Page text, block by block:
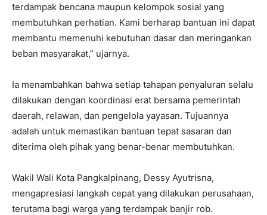
terdampak bencana maupun kelompok sosial yang
membutuhkan perhatian. Kami berharap bantuan ini dapat
membantu memenuhi kebutuhan dasar dan meringankan
beban masyarakat,” ujarnya.
Ia menambahkan bahwa setiap tahapan penyaluran selalu
dilakukan dengan koordinasi erat bersama pemerintah
daerah, relawan, dan pengelola yayasan. Tujuannya
adalah untuk memastikan bantuan tepat sasaran dan
diterima oleh pihak yang benar-benar membutuhkan.
Wakil Wali Kota Pangkalpinang, Dessy Ayutrisna,
mengapresiasi langkah cepat yang dilakukan perusahaan,
terutama bagi warga yang terdampak banjir rob.